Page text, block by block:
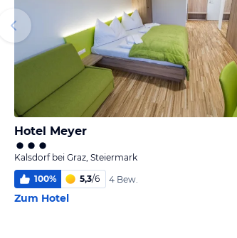
Hotel Meyer
Kalsdorf bei Graz, Steiermark
100% 5,3/6 4 Bew.
Zum Hotel